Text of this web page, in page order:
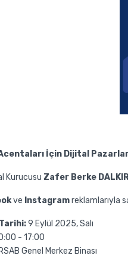
İçin Dijital
Kurucusu Zafer Berke
ve Instagramreklamlarıyla
9 Eylül 2025, Salı
- 17:00
Genel Merkez Binası